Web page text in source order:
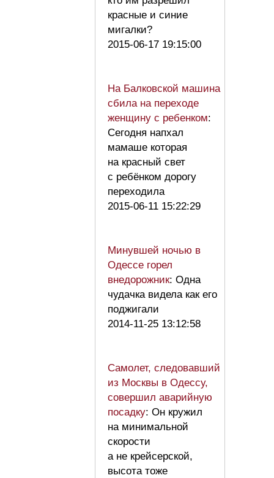
красные и синие
мигалки?
2015-06-17 19:15:00
На Балковской машина
сбила на переходе
женщину с ребенком:
Сегодня напхал
мамаше которая
на красный свет
с ребёнком дорогу
переходила
2015-06-11 15:22:29
Минувшей ночью в
Одессе горел
внедорожник: Одна
чудачка видела как его
поджигали
2014-11-25 13:12:58
Самолет, следовавший
из Москвы в Одессу,
совершил аварийную
посадку: Он кружил
на минимальной
скорости
а не крейсерской,
высота тоже